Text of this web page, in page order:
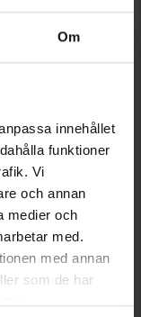
Om
innehållet
funktioner
Vi
och annan
medier och
med.
med annan
som de har